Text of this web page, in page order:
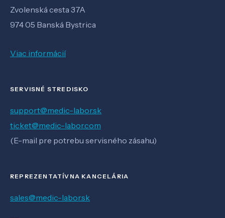
Zvolenská cesta 37A
974 05 Banská Bystrica
Viac informácií
SERVISNÉ STREDISKO
support@medic-labor.sk
ticket@medic-labor.com
(E-mail pre potrebu servisného zásahu)
REPREZENTATÍVNA KANCELÁRIA
sales@medic-labor.sk